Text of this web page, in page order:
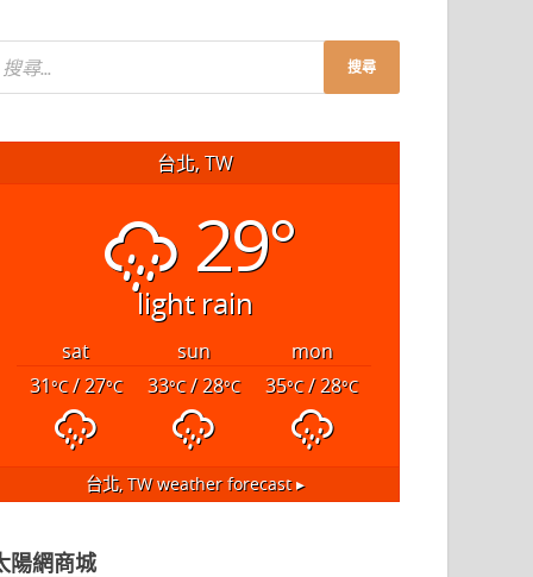
台北, TW
29°
light rain
sat sun
mon
31°C/ 27°C 33°C/ 28°C 35°C/ 28°C
台北, TWweather forecast ▸
陽網商城